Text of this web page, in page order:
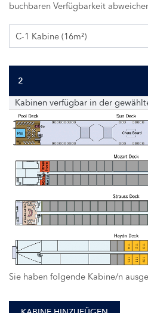
buchbaren Verfügbarkeit
C-1 Kabine (16m²)
2
Kabinen verfügbar in der
109
110
111
112
114
115
Sie haben folgende Kabine/n